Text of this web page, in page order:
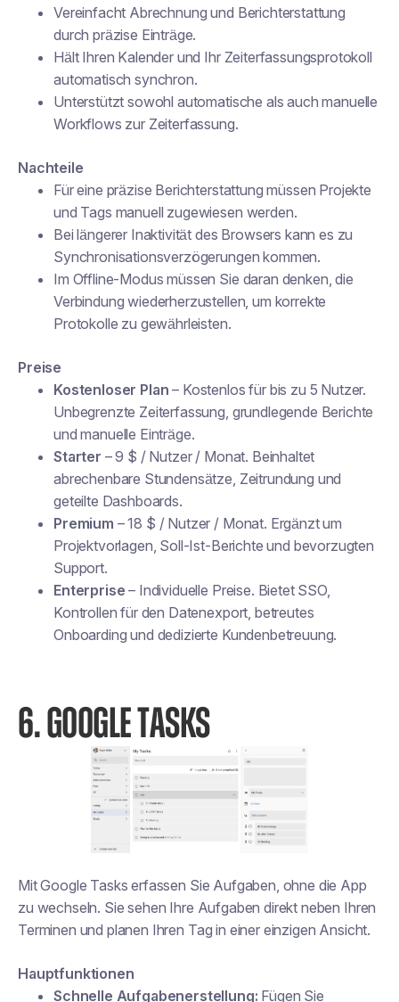
Vereinfacht Abrechnung und Berichterstattung
durch präzise Einträge.
Hält Ihren Kalender und Ihr Zeiterfassungsprotokoll
automatisch synchron.
Unterstützt sowohl automatische als auch manuelle
Workflows zur Zeiterfassung.
Nachteile
Für eine präzise Berichterstattung müssen Projekte
und Tags manuell zugewiesen werden.
Bei längerer Inaktivität des Browsers kann es zu
Synchronisationsverzögerungen kommen.
Im Offline-Modus müssen Sie daran denken, die
Verbindung wiederherzustellen, um korrekte
Protokolle zu gewährleisten.
Preise
Kostenloser Plan – Kostenlos für bis zu 5 Nutzer.
Unbegrenzte Zeiterfassung, grundlegende Berichte
und manuelle Einträge.
Starter – 9 $ / Nutzer / Monat. Beinhaltet
abrechenbare Stundensätze, Zeitrundung und
geteilte Dashboards.
Premium – 18 $ / Nutzer / Monat. Ergänzt um
Projektvorlagen, Soll-Ist-Berichte und bevorzugten
Support.
Enterprise – Individuelle Preise. Bietet SSO,
Kontrollen für den Datenexport, betreutes
Onboarding und dedizierte Kundenbetreuung.
6. GOOGLE TASKS
Mit Google Tasks erfassen Sie Aufgaben, ohne die App
zu wechseln. Sie sehen Ihre Aufgaben direkt neben Ihren
Terminen und planen Ihren Tag in einer einzigen Ansicht.
Hauptfunktionen
Schnelle Aufgabenerstellung: Fügen Sie